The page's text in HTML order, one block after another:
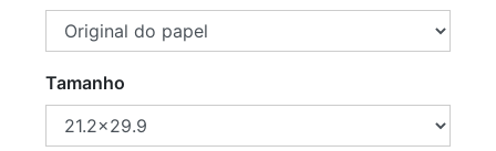
Tamanho